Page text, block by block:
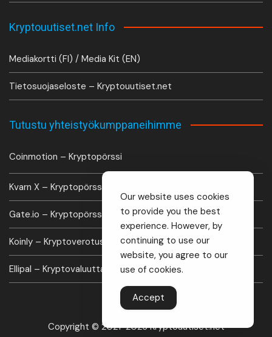
Kryptouutiset.net Info
Mediakortti (FI) / Media Kit (EN)
Tietosuojaseloste – Kryptouutiset.net
Tutustu yhteistyökumppaneihimme
Coinmotion – Kryptopörssi
Kvarn X – Kryptopörssi
Gate.io – Kryptopörssi
Koinly – Kryptoverotus laskuri
Ellipal – Kryptovaluutta lompakko
Copyright © 2021-2026 Kryptouutiset.net
Our website uses cookies
to provide you the best
experience. However, by
continuing to use our
website, you agree to our
use of cookies.
Accept